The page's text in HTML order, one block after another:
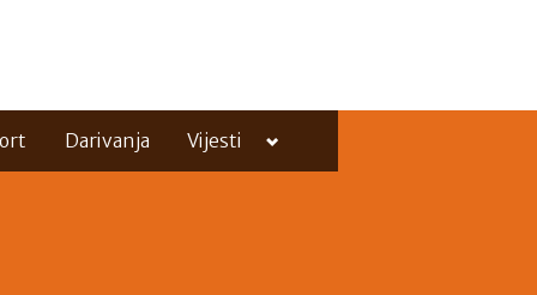
Darivanja Vijesti
Toggle
menu